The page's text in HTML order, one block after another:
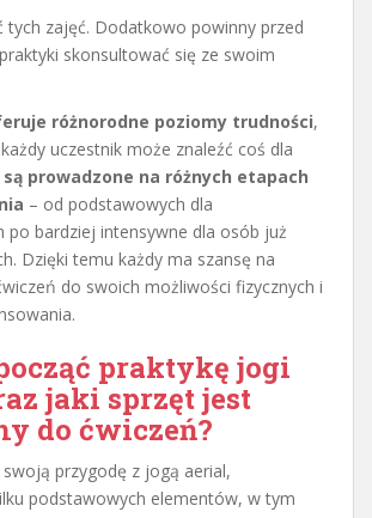
tych zajęć. Dodatkowo powinny przed
skonsultować się ze swoim
różnorodne poziomy trudności,
uczestnik może znaleźć coś dla
są prowadzone na różnych etapach
– od podstawowych dla
po bardziej intensywne dla osób już
Dzięki temu każdy ma szansę na
do swoich możliwości fizycznych i
praktykę jogi
jaki sprzęt jest
do ćwiczeń?
przygodę z jogą aerial,
podstawowych elementów, w tym